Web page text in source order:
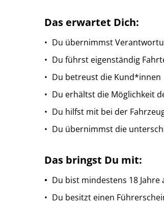
Das erwartet Dich:
Du übernimmst
Du führst eigenständig
Du betreust die Kund*innen
Du erhältst die Möglichkeit
Du hilfst mit bei der
Du übernimmst die
Das bringst Du mit:
Du bist mindestens 18 Jahre
Du besitzt einen